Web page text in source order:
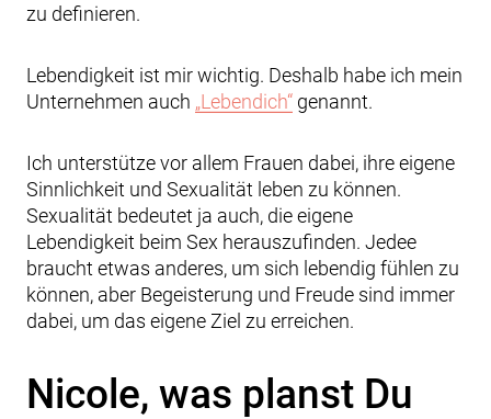
zu definieren.
Lebendigkeit ist mir wichtig. Deshalb habe ich mein
Unternehmen auch „Lebendich“ genannt.
Ich unterstütze vor allem Frauen dabei, ihre eigene
Sinnlichkeit und Sexualität leben zu können.
Sexualität bedeutet ja auch, die eigene
Lebendigkeit beim Sex herauszufinden. Jedee
braucht etwas anderes, um sich lebendig fühlen zu
können, aber Begeisterung und Freude sind immer
dabei, um das eigene Ziel zu erreichen.
Nicole, was planst Du